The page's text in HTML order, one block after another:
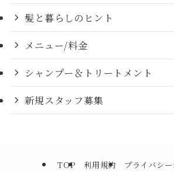
髪と暮らしのヒント
メニュー/料金
シャンプー＆トリートメント
新規スタッフ募集
TOP 利用規約 プライバシ